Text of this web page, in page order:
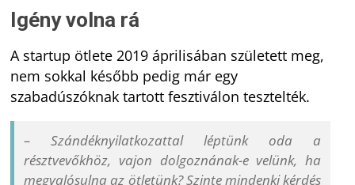
Igény volna rá
A startup ötlete 2019 áprilisában született meg,
nem sokkal később pedig már egy
szabadúszóknak tartott fesztiválon tesztelték.
– Szándéknyilatkozattal léptünk oda a
résztvevőkhöz, vajon dolgoznának-e velünk, ha
megvalósulna az ötletünk? Szinte mindenki kérdés